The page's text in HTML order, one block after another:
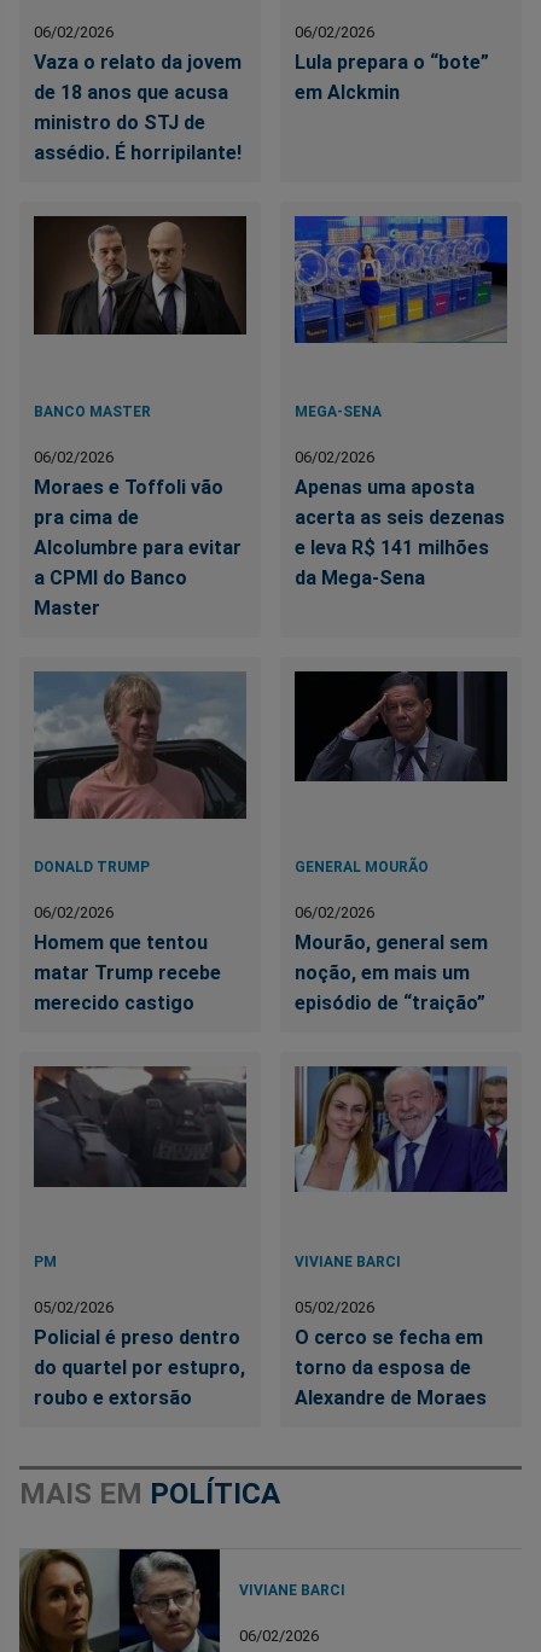
06/02/2026
Vaza o relato da jovem
de 18 anos que acusa
ministro do STJ de
assédio. É horripilante!
06/02/2026
Lula prepara o “bote”
em Alckmin
BANCO MASTER
06/02/2026
Moraes e Toffoli vão
pra cima de
Alcolumbre para evitar
a CPMI do Banco
Master
MEGA-SENA
06/02/2026
Apenas uma aposta
acerta as seis dezenas
e leva R$ 141 milhões
da Mega-Sena
DONALD TRUMP
06/02/2026
Homem que tentou
matar Trump recebe
merecido castigo
GENERAL MOURÃO
06/02/2026
Mourão, general sem
noção, em mais um
episódio de “traição”
PM
05/02/2026
Policial é preso dentro
do quartel por estupro,
roubo e extorsão
VIVIANE BARCI
05/02/2026
O cerco se fecha em
torno da esposa de
Alexandre de Moraes
MAIS EM POLÍTICA
VIVIANE BARCI
06/02/2026